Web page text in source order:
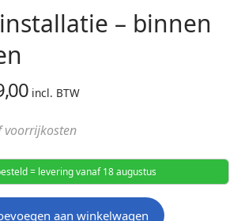
– binnen
Huidige
€ 99,00.
incl. BTW
voorrijkosten
= levering vanaf 18 augustus
aan winkelwagen